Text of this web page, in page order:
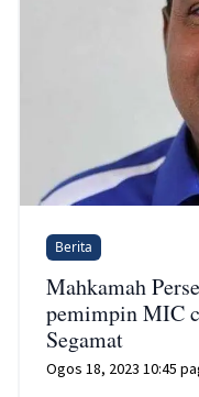
Berita
Mahkamah
pemimpin MIC
Segamat
Ogos 18, 2023 10:45